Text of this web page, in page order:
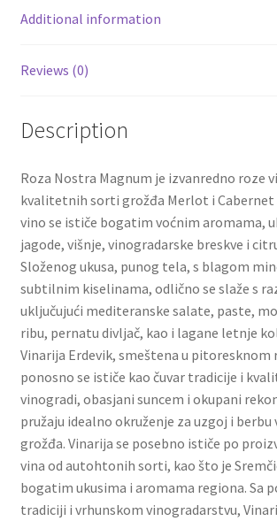
Jack Daniel’s
Rakija
Poklon aranzmani izdvajamo
Pokloni
Pokloni za 8. mart
Pokloni za Dan zaljubljenih
Pokloni za devojku
Login
My account
Naši partneri
Additional information
Reviews (0)
Description
Roza Nostra Magnum je izvanredno roze
kvalitetnih sorti grožđa Merlot i Cabernet
vino se ističe bogatim voćnim aromama,
jagode, višnje, vinogradarske breskve i
Složenog ukusa, punog tela, s blagom
subtilnim kiselinama, odlično se slaže s
uključujući mediteranske salate, paste,
ribu, pernatu divljač, kao i lagane letnje
Vinarija Erdevik, smeštena u pitoresknom
ponosno se ističe kao čuvar tradicije i
vinogradi, obasjani suncem i okupani
pružaju idealno okruženje za uzgoj i berbu
grožđa. Vinarija se posebno ističe po
vina od autohtonih sorti, kao što je
bogatim ukusima i aromama regiona. Sa
tradiciji i vrhunskom vinogradarstvu,